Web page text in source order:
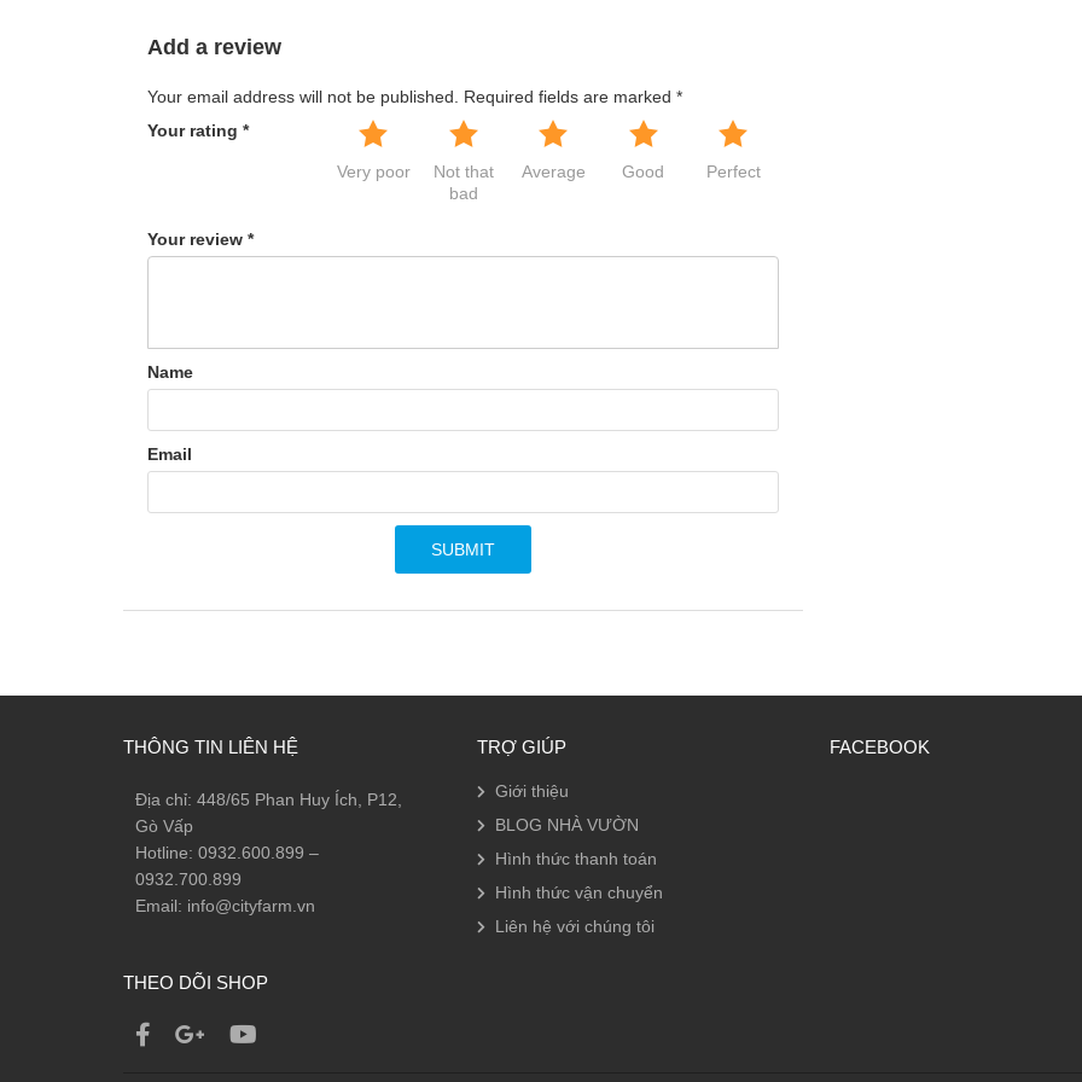
Add a review
Your email address will not be published. Required fields are marked *
Your rating *
Very poor
Not that
bad
Average Good Perfect
Your review *
Name
Email
THÔNG TIN LIÊN HỆ
Địa chỉ: 448/65 Phan Huy Ích, P12,
Gò Vấp
Hotline: 0932.600.899 –
0932.700.899
Email: info@cityfarm.vn
THEO DÕI SHOP
TRỢ GIÚP
Giới thiệu
BLOG NHÀ VƯỜN
Hình thức thanh toán
Hình thức vận chuyển
Liên hệ với chúng tôi
FACEBOOK